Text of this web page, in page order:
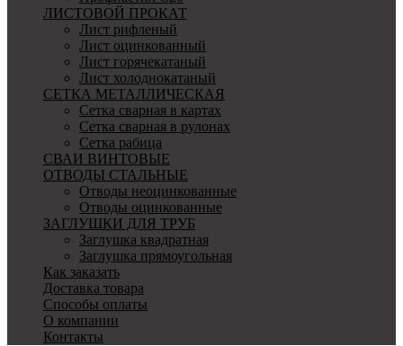
ЛИСТОВОЙ ПРОКАТ
Лист рифленый
Лист оцинкованный
Лист горячекатаный
Лист холоднокатаный
СЕТКА МЕТАЛЛИЧЕСКАЯ
Сетка сварная в картах
Сетка сварная в рулонах
Сетка рабица
СВАИ ВИНТОВЫЕ
ОТВОДЫ СТАЛЬНЫЕ
Отводы неоцинкованные
Отводы оцинкованные
ЗАГЛУШКИ ДЛЯ ТРУБ
Заглушка квадратная
Заглушка прямоугольная
Как заказать
Доставка товара
Способы оплаты
О компании
Контакты